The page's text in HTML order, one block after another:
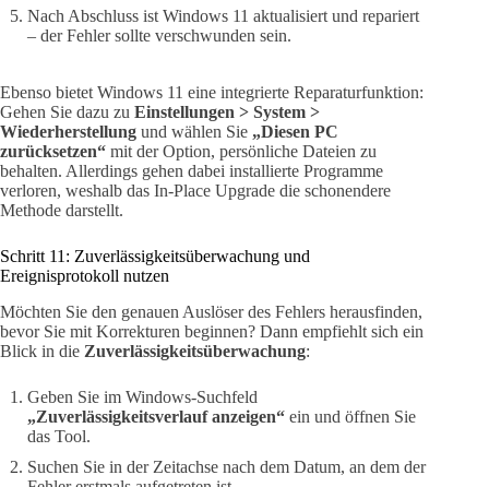
Nach Abschluss ist Windows 11 aktualisiert und repariert
– der Fehler sollte verschwunden sein.
Ebenso bietet Windows 11 eine integrierte Reparaturfunktion:
Gehen Sie dazu zu Einstellungen > System >
Wiederherstellung und wählen Sie „Diesen PC
zurücksetzen“ mit der Option, persönliche Dateien zu
behalten. Allerdings gehen dabei installierte Programme
verloren, weshalb das In-Place Upgrade die schonendere
Methode darstellt.
Schritt 11: Zuverlässigkeitsüberwachung und
Ereignisprotokoll nutzen
Möchten Sie den genauen Auslöser des Fehlers herausfinden,
bevor Sie mit Korrekturen beginnen? Dann empfiehlt sich ein
Blick in die Zuverlässigkeitsüberwachung:
Geben Sie im Windows-Suchfeld
„Zuverlässigkeitsverlauf anzeigen“ ein und öffnen Sie
das Tool.
Suchen Sie in der Zeitachse nach dem Datum, an dem der